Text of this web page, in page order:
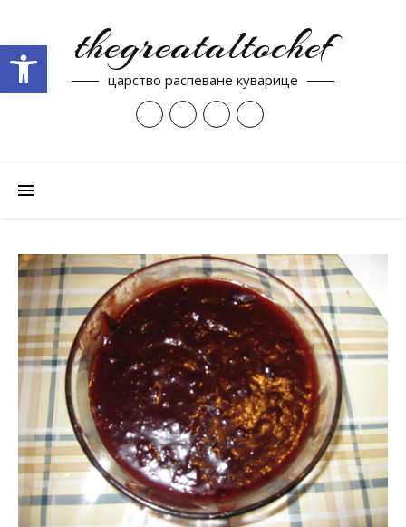
thegreataltochef
царство распеване куварице
Open toolbar